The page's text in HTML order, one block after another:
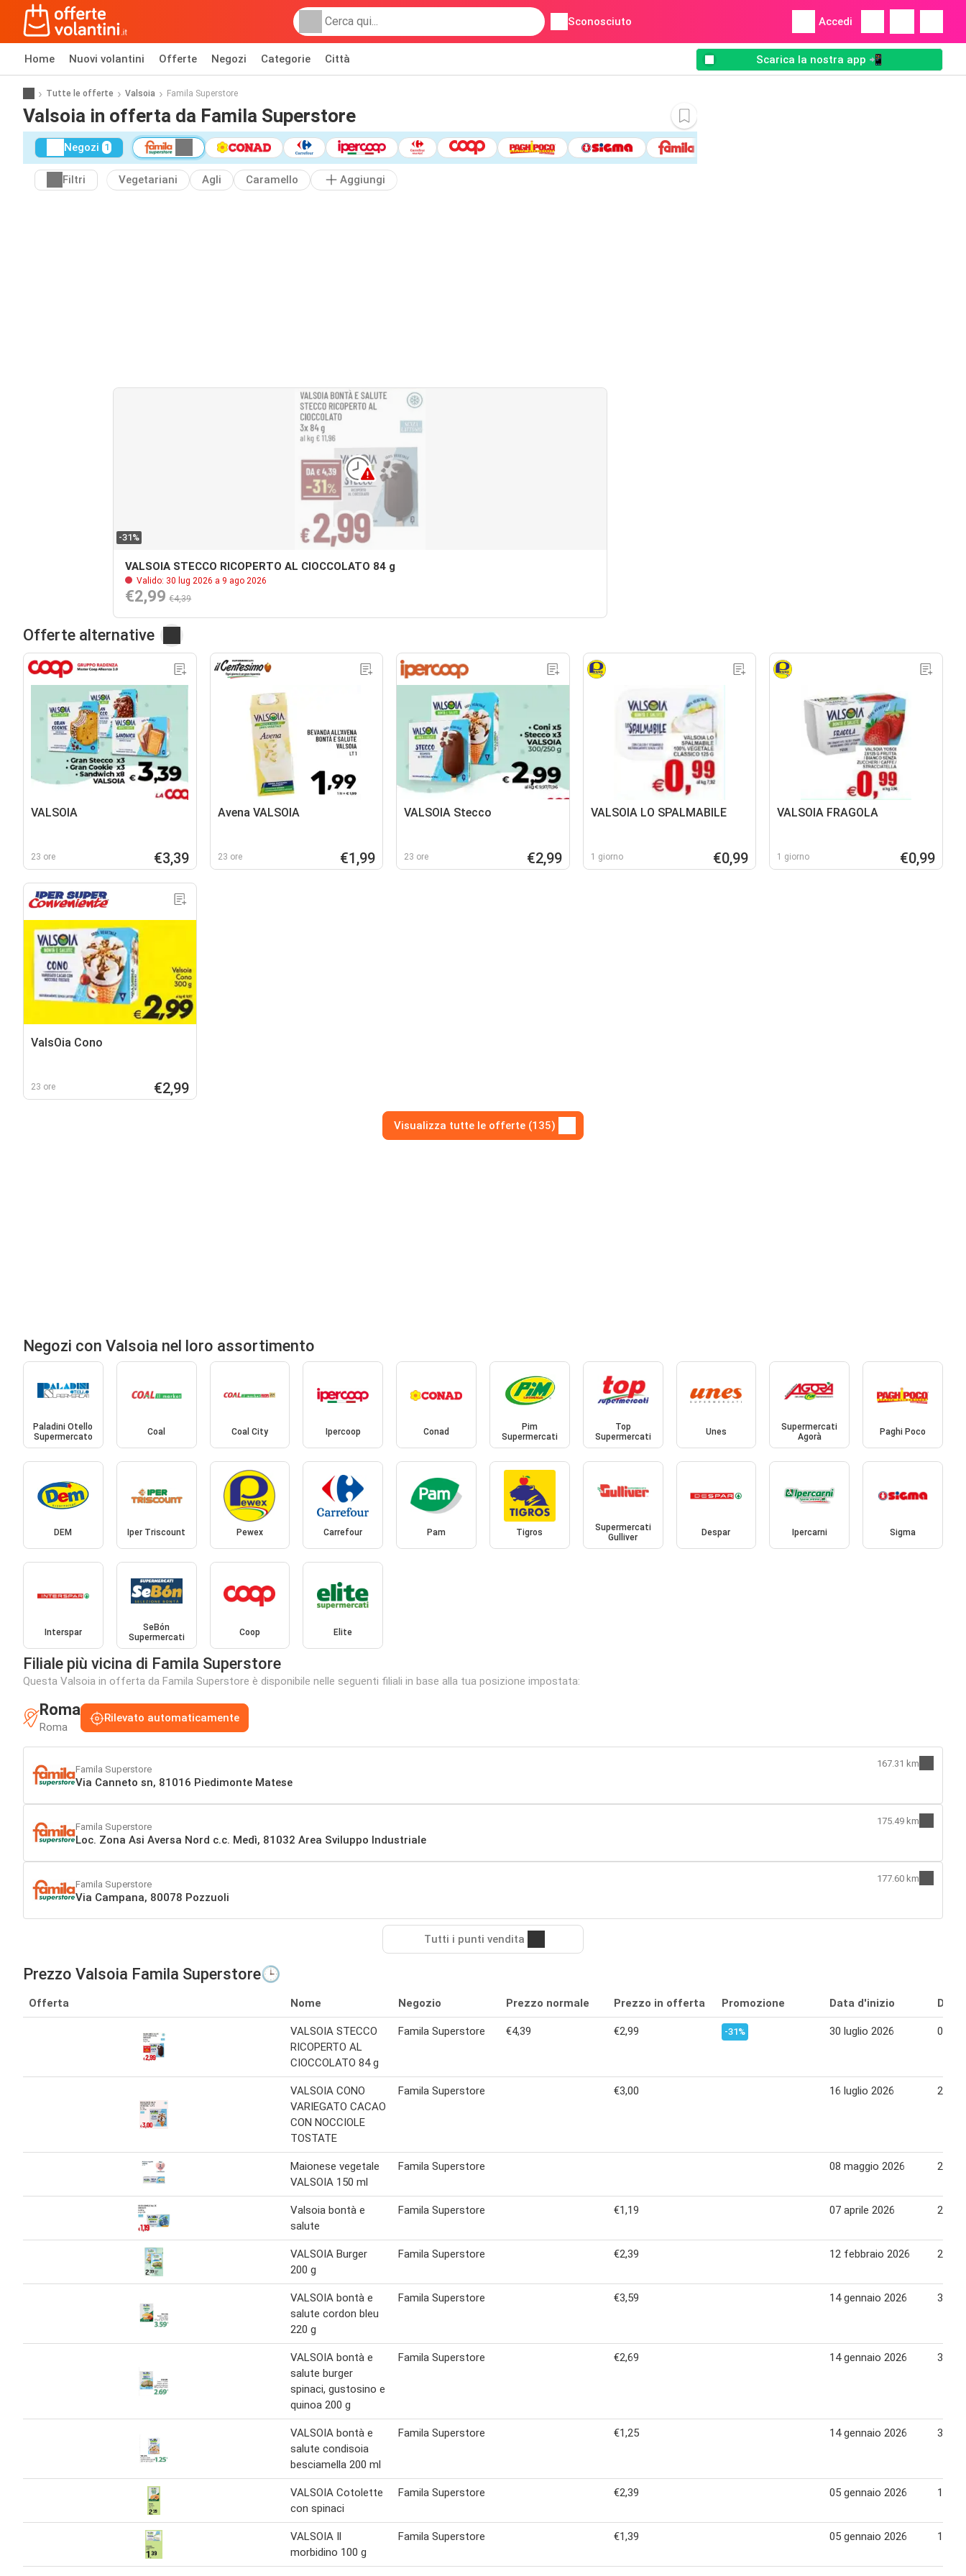
Sconosciuto Accedi
Home Nuovi volantini Offerte Negozi Categorie Città Scarica la nostra app 📲
Tutte le offerte Valsoia Famila Superstore
Valsoia in offerta da Famila Superstore
Negozi 1
Filtri Vegetariani Agli Caramello Aggiungi
-31%
VALSOIA STECCO RICOPERTO AL CIOCCOLATO 84 g
Valido: 30 lug 2026 a 9 ago 2026
€2,99 €4,39
Offerte alternative
VALSOIA
23 ore €3,39
Avena VALSOIA
23 ore €1,99
VALSOIA Stecco
23 ore €2,99
VALSOIA LO SPALMABILE
1 giorno €0,99
VALSOIA FRAGOLA
1 giorno €0,99
ValsOia Cono
23 ore €2,99
Visualizza tutte le offerte (135)
Negozi con Valsoia nel loro assortimento
Paladini Otello
Supermercato
Coal Coal City Ipercoop Conad
Pim
Supermercati
Top
Supermercati
Unes
Supermercati
Agorà
Paghi Poco
DEM Iper Triscount Pewex Carrefour Pam Tigros
Supermercati
Gulliver
Despar Ipercarni Sigma
Interspar
SeBón
Supermercati
Coop Elite
Filiale più vicina di Famila Superstore
Questa Valsoia in offerta da Famila Superstore è disponibile nelle seguenti filiali in base alla tua posizione impostata:
Roma
Roma
Rilevato automaticamente
Famila Superstore
Via Canneto sn, 81016 Piedimonte Matese
167.31 km
Famila Superstore
Loc. Zona Asi Aversa Nord c.c. Medì, 81032 Area Sviluppo Industriale
175.49 km
Famila Superstore
Via Campana, 80078 Pozzuoli
177.60 km
Tutti i punti vendita
Prezzo Valsoia Famila Superstore🕒
Offerta Nome Negozio Prezzo normale Prezzo in offerta Promozione Data d'inizio Data
VALSOIA STECCO
RICOPERTO AL
CIOCCOLATO 84 g
Famila Superstore €4,39 €2,99 -31% 30 luglio 2026 09
VALSOIA CONO
VARIEGATO CACAO
CON NOCCIOLE
TOSTATE
Famila Superstore €3,00 16 luglio 2026 29
Maionese vegetale
VALSOIA 150 ml
Famila Superstore 08 maggio 2026 20
Valsoia bontà e
salute
Famila Superstore €1,19 07 aprile 2026 22
VALSOIA Burger
200 g
Famila Superstore €2,39 12 febbraio 2026 22
VALSOIA bontà e
salute cordon bleu
220 g
Famila Superstore €3,59 14 gennaio 2026 31
VALSOIA bontà e
salute burger
spinaci, gustosino e
quinoa 200 g
Famila Superstore €2,69 14 gennaio 2026 31
VALSOIA bontà e
salute condisoia
besciamella 200 ml
Famila Superstore €1,25 14 gennaio 2026 31
VALSOIA Cotolette
con spinaci
Famila Superstore €2,39 05 gennaio 2026 10
VALSOIA Il
morbidino 100 g
Famila Superstore €1,39 05 gennaio 2026 10